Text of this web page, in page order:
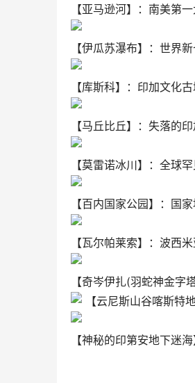
【亚马逊河】：南美第
【伊瓜苏瀑布】：世界
【库斯科】：印加文化古
【马丘比丘】：失落的
【莫雷诺冰川】：全球
【百内国家公园】：国
【瓦尔帕莱索】：波西
【奇岑伊扎(羽蛇神金字
【云尼斯山谷喀斯特
【神秘的印第安地下迷